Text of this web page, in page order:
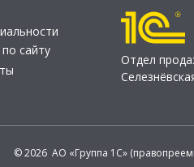
сайту
Отдел
© 2026 АО «Группа 1С»